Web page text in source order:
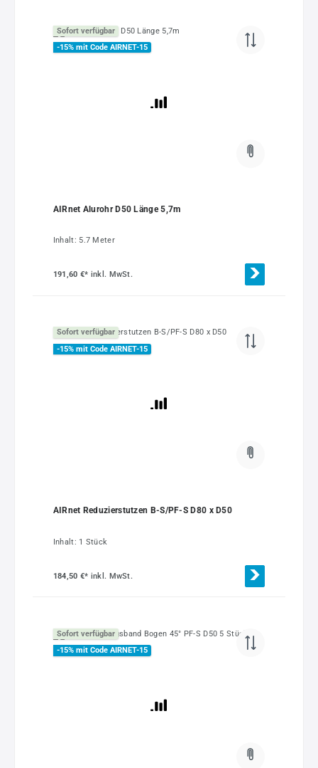
Sofort verfügbar
-15% mit Code AIRNET-15
AIRnet Alurohr D50 Länge 5,7m
Inhalt: 5.7 Meter
191,60 €* inkl. MwSt.
Sofort verfügbar
-15% mit Code AIRNET-15
AIRnet Reduzierstutzen B-S/PF-S D80 x D50
Inhalt: 1 Stück
184,50 €* inkl. MwSt.
Sofort verfügbar
-15% mit Code AIRNET-15